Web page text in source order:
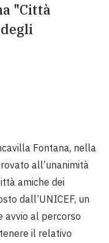
"Città
Fontana, nella
all’unanimità
amiche dei
dall’UNICEF, un
avvio al percorso
il relativo